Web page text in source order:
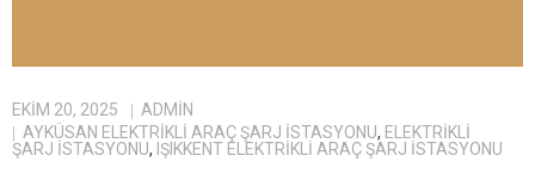
EKIM 20, 2025
ADMIN
AYKÜSAN ELEKTRIKLI ARAÇ ŞARJ İSTASYONU, ELEKTRIKLI
ŞARJ İSTASYONU, IŞIKKENT ELEKTRIKLI ARAÇ ŞARJ İSTASYONU